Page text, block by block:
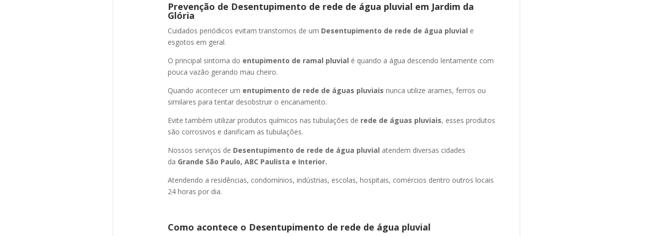
Prevenção de Desentupimento de rede de água pluvial em Jardim da
Glória
Cuidados periódicos evitam transtornos de um Desentupimento de rede de água pluvial e
esgotos em geral.
O principal sintoma do entupimento de ramal pluvial é quando a água descendo lentamente com
pouca vazão gerando mau cheiro.
Quando acontecer um entupimento de rede de águas pluviais nunca utilize arames, ferros ou
similares para tentar desobstruir o encanamento.
Evite também utilizar produtos químicos nas tubulações de rede de águas pluviais, esses produtos
são corrosivos e danificam as tubulações.
Nossos serviços de Desentupimento de rede de água pluvial atendem diversas cidades
da Grande São Paulo, ABC Paulista e Interior.
Atendendo a residências, condomínios, indústrias, escolas, hospitais, comércios dentro outros locais
24 horas por dia.
Como acontece o Desentupimento de rede de água pluvial